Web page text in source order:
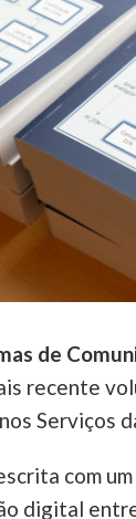
de
recente
Serviços
com
digital